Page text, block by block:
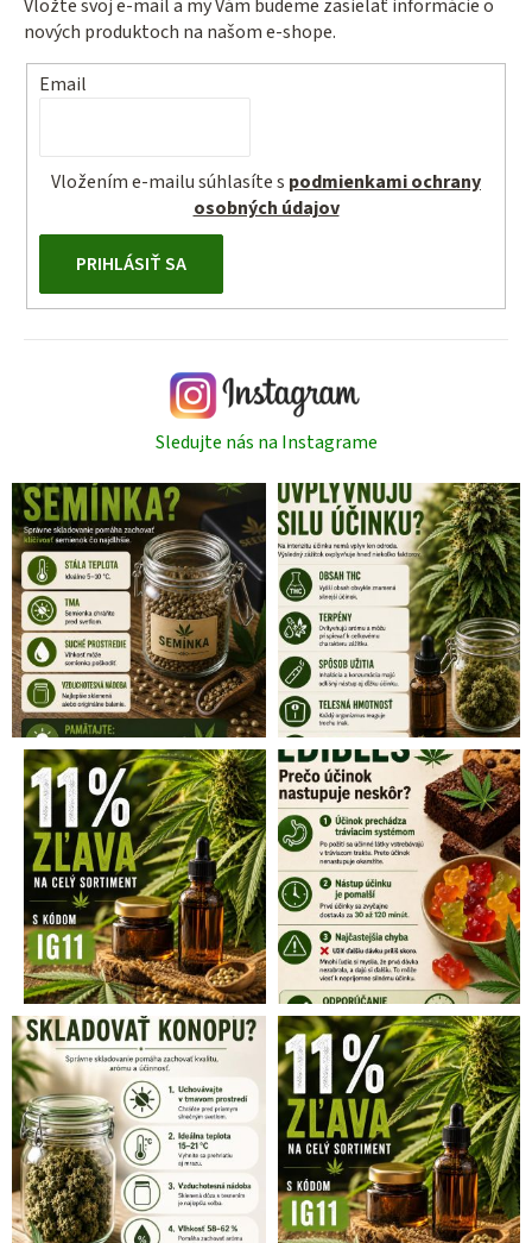
Vložte svoj e-mail a my Vám budeme zasielať informácie o
nových produktoch na našom e-shope.
Email
Vložením e-mailu súhlasíte s podmienkami ochrany
osobných údajov
PRIHLÁSIŤ SA
Sledujte nás na Instagrame